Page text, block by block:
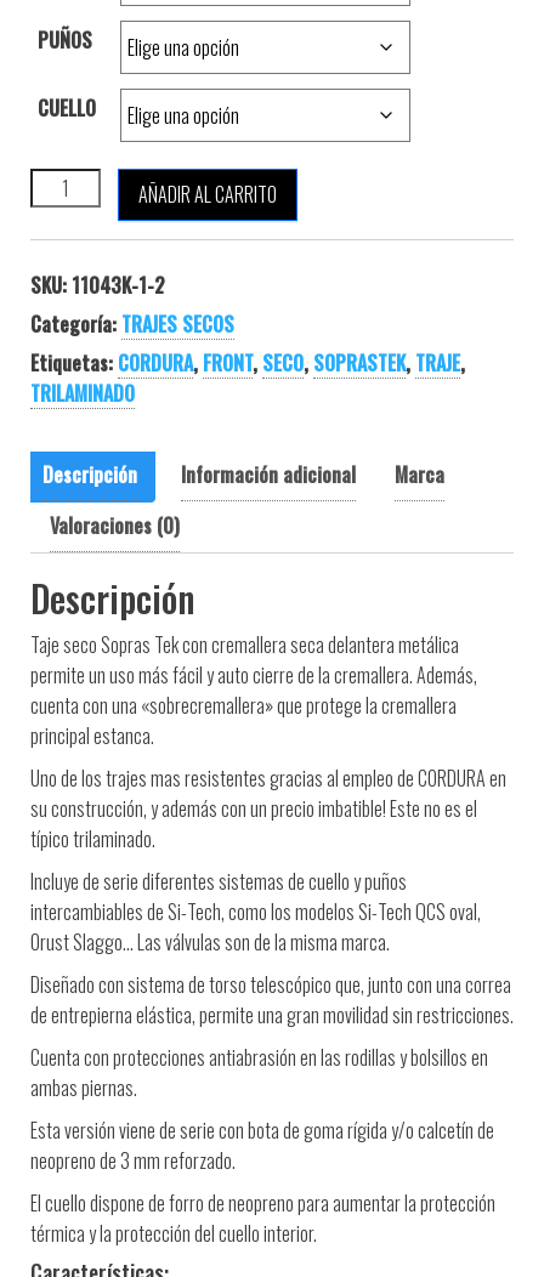
PUÑOS
CUELLO
SOPRAS TEK DRYSUIT CORDURA 1600 cantidad
AÑADIR AL CARRITO
SKU: 11043K-1-2
Categoría: TRAJES SECOS
Etiquetas: CORDURA, FRONT, SECO, SOPRASTEK, TRAJE,
TRILAMINADO
Descripción Información adicional
Marca
Valoraciones (0)
Descripción
Taje seco Sopras Tek con cremallera seca delantera metálica
permite un uso más fácil y auto cierre de la cremallera. Además,
cuenta con una «sobrecremallera» que protege la cremallera
principal estanca.
Uno de los trajes mas resistentes gracias al empleo de CORDURA en
su construcción, y además con un precio imbatible! Este no es el
típico trilaminado.
Incluye de serie diferentes sistemas de cuello y puños
intercambiables de Si-Tech, como los modelos Si-Tech QCS oval,
Orust Slaggo… Las válvulas son de la misma marca.
Diseñado con sistema de torso telescópico que, junto con una correa
de entrepierna elástica, permite una gran movilidad sin restricciones.
Cuenta con protecciones antiabrasión en las rodillas y bolsillos en
ambas piernas.
Esta versión viene de serie con bota de goma rígida y/o calcetín de
neopreno de 3 mm reforzado.
El cuello dispone de forro de neopreno para aumentar la protección
térmica y la protección del cuello interior.